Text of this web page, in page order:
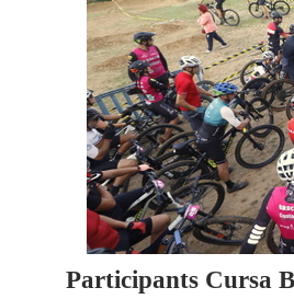
Participants Cursa